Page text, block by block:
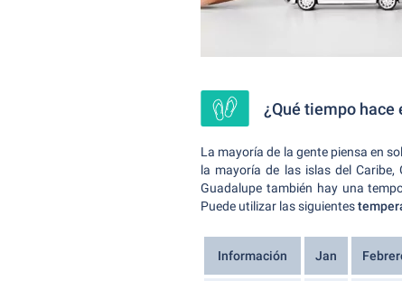
¿Qué tiempo hace
La mayoría de la gente piensa en
la mayoría de las islas del
Guadalupe también hay una
Puede utilizar las siguientes
Información Jan